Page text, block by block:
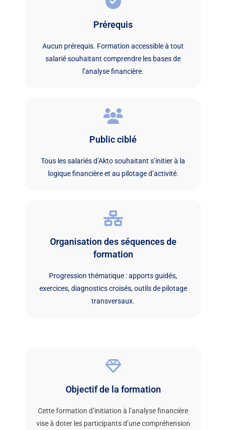
Prérequis
Aucun prérequis. Formation accessible à tout
salarié souhaitant comprendre les bases de
l’analyse financière.
Public ciblé
Tous les salariés d’Akto souhaitant s’initier à la
logique financière et au pilotage d’activité.
Organisation des séquences de
formation
Progression thématique : apports guidés,
exercices, diagnostics croisés, outils de pilotage
transversaux.
Objectif de la formation
Cette formation d’initiation à l’analyse financière
vise à doter les participants d’une compréhension